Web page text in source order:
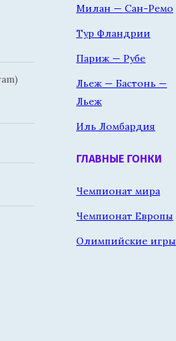
Милан — Сан-Ремо
Тур Фландрии
Париж — Рубе
Льеж — Бастонь —
Льеж
Иль Ломбардия
ГЛАВНЫЕ ГОНКИ
Чемпионат мира
Чемпионат Европы
Олимпийские игры